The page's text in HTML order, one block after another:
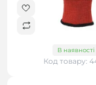
В наявності
Код товару: